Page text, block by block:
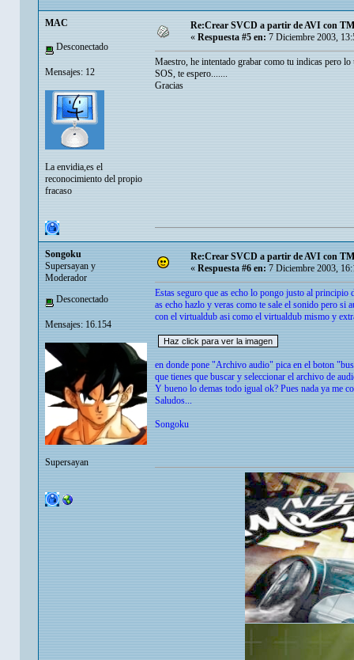
MAC
Desconectado
Mensajes: 12
La envidia,es el
reconocimiento del propio
fracaso
Re:Crear SVCD a partir de AVI con
« Respuesta #5 en: 7 Diciembre 2003,
Maestro, he intentado grabar como tu indicas pero lo
SOS, te espero.......
Gracias
Songoku
Supersayan y
Moderador
Desconectado
Mensajes: 16.154
Supersayan
Re:Crear SVCD a partir de AVI con
«Respuesta #6 en:7 Diciembre 2003,
Estas seguro que as echo lo pongo justo al principio
as echo hazlo y veras como te sale el sonido pero si
con el virtualdub asi como el virtualdub mismo y
en donde pone "Archivo audio" pica en el boton
que tienes que buscar y seleccionar el archivo de
Y bueno lo demas todo igual ok? Pues nada ya me
Saludos...
Songoku